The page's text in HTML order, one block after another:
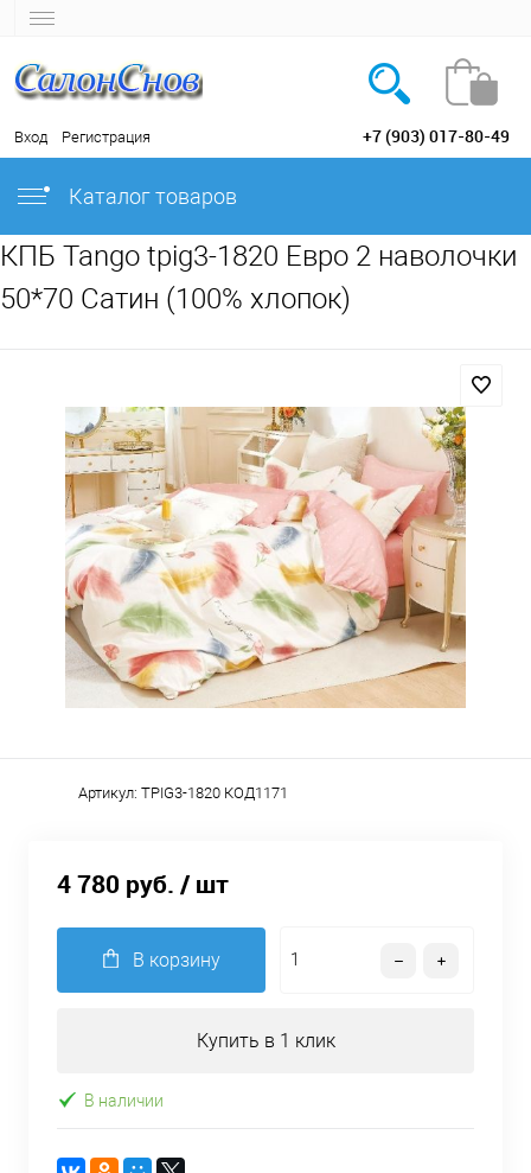
Вход Регистрация +7 (903) 017-80-49
Каталог товаров
КПБ Tango tpig3-1820 Евро 2 наволочки
50*70 Сатин (100% хлопок)
Артикул: TPIG3-1820 КОД1171
4 780 руб. / шт
В корзину
Купить в 1 клик
В наличии